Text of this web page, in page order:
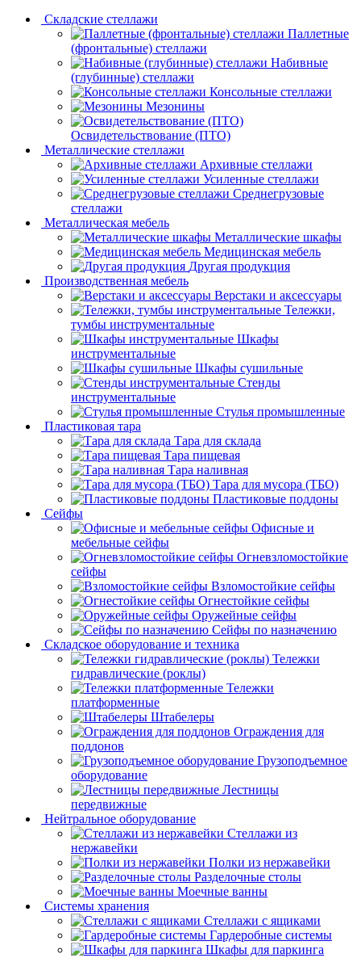
Складские стеллажи
Паллетные
(фронтальные) стеллажи
Набивные
(глубинные) стеллажи
Консольные стеллажи
Мезонины
Освидетельствование (ПТО)
Металлические стеллажи
Архивные стеллажи
Усиленные стеллажи
Среднегрузовые
стеллажи
Металлическая мебель
Металлические шкафы
Медицинская мебель
Другая продукция
Производственная мебель
Верстаки и аксессуары
Тележки,
тумбы инструментальные
Шкафы
инструментальные
Шкафы сушильные
Стенды
инструментальные
Cтулья промышленные
Пластиковая тара
Тара для склада
Тара пищевая
Тара наливная
Тара для мусора (ТБО)
Пластиковые поддоны
Сейфы
Офисные и
мебельные сейфы
Огневзломостойкие
сейфы
Взломостойкие сейфы
Огнестойкие сейфы
Оружейные сейфы
Сейфы по назначению
Складское оборудование и техника
Тележки
гидравлические (роклы)
Тележки
платформенные
Штабелеры
Ограждения для
поддонов
Грузоподъемное
оборудование
Лестницы
передвижные
Нейтральное оборудование
Стеллажи из
нержавейки
Полки из нержавейки
Разделочные столы
Моечные ванны
Системы хранения
Стеллажи с ящиками
Гардеробные системы
Шкафы для паркинга